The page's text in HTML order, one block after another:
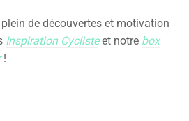
de découvertes et motivation
Inspiration Cyclisteet notre box
!